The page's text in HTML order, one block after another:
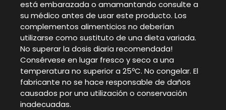
está embarazada o amamantando consulte a
su médico antes de usar este producto. Los
complementos alimenticios no deberían
utilizarse como sustituto de una dieta variada.
No superar la dosis diaria recomendada!
Consérvese en lugar fresco y seco a una
temperatura no superior a 25ºC. No congelar. El
fabricante no se hace responsable de daños
causados por una utilización o conservación
inadecuadas.